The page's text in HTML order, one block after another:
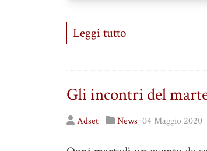
Leggi tutto
Gli incontri del
Adset News 04 Maggio 2020